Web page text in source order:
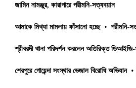
জামিন নামঞ্জুর, কারাগারে পরীমনি-সত্যবয়ান
আমাকে মিথ্যা মামলায় ফাঁসানো হচ্ছে • পরীমনি-
শ্রীবরদী থানা পরিদর্শন করলেন অতিরিক্ত
শেরপুরে গোয়েন্দা সংস্থার ভেজাল বিরোধি অভিযান •